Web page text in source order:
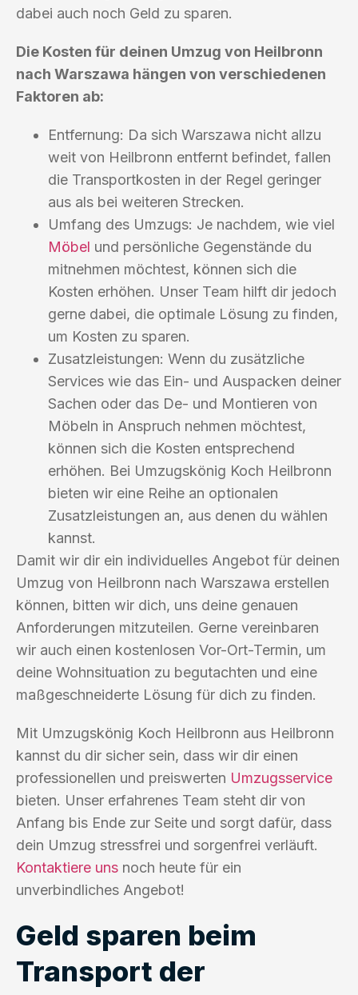
dabei auch noch Geld zu sparen.
Die Kosten für deinen Umzug von Heilbronn
nach Warszawa hängen von verschiedenen
Faktoren ab:
Entfernung: Da sich Warszawa nicht allzu
weit von Heilbronn entfernt befindet, fallen
die Transportkosten in der Regel geringer
aus als bei weiteren Strecken.
Umfang des Umzugs: Je nachdem, wie viel
Möbel und persönliche Gegenstände du
mitnehmen möchtest, können sich die
Kosten erhöhen. Unser Team hilft dir jedoch
gerne dabei, die optimale Lösung zu finden,
um Kosten zu sparen.
Zusatzleistungen: Wenn du zusätzliche
Services wie das Ein- und Auspacken deiner
Sachen oder das De- und Montieren von
Möbeln in Anspruch nehmen möchtest,
können sich die Kosten entsprechend
erhöhen. Bei Umzugskönig Koch Heilbronn
bieten wir eine Reihe an optionalen
Zusatzleistungen an, aus denen du wählen
kannst.
Damit wir dir ein individuelles Angebot für deinen
Umzug von Heilbronn nach Warszawa erstellen
können, bitten wir dich, uns deine genauen
Anforderungen mitzuteilen. Gerne vereinbaren
wir auch einen kostenlosen Vor-Ort-Termin, um
deine Wohnsituation zu begutachten und eine
maßgeschneiderte Lösung für dich zu finden.
Mit Umzugskönig Koch Heilbronn aus Heilbronn
kannst du dir sicher sein, dass wir dir einen
professionellen und preiswerten Umzugsservice
bieten. Unser erfahrenes Team steht dir von
Anfang bis Ende zur Seite und sorgt dafür, dass
dein Umzug stressfrei und sorgenfrei verläuft.
Kontaktiere uns noch heute für ein
unverbindliches Angebot!
Geld sparen beim
Transport der